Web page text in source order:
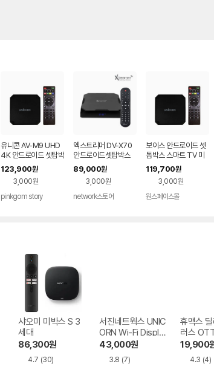
유니콘 AV-M9 UHD
4K 안드로이드 셋탑박
스
123,900원
3,000원
pinkgom story
엑스트리머 DV-X70
안드로이드셋탑박스
UHD 4K 60Hz 디빅
스플레이어
89,000원
3,000원
network스토어
보이스 안드로이드 셋
톱박스 스마트 TV 미
디어 스트리밍 기기
119,700원
3,000원
원스페이스몰
샤오미 미박스 S 3
세대
86,300원
4.7 (30)
서진네트웍스 UNIC
ORN Wi-Fi Displa
y K9
43,000원
3.8 (7)
휴맥스
러스
스 H3
19,900
4.3 (4)